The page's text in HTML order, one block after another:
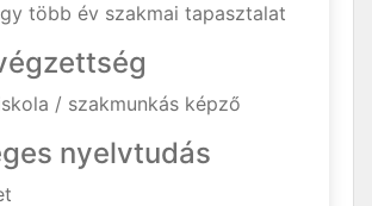
több év szakmai tapasztalat
/ szakmunkás képző
nyelvtudás